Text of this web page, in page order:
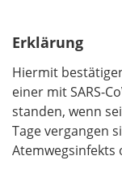
t
f
e
l
Erklärung
Hiermit
einer mit SARS-
standen, wenn
Tage vergangen